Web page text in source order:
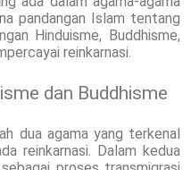
pandangan Islam tentang
Hinduisme, Buddhisme,
reinkarnasi.
dan Buddhisme
dua agama yang terkenal
reinkarnasi. Dalam kedua